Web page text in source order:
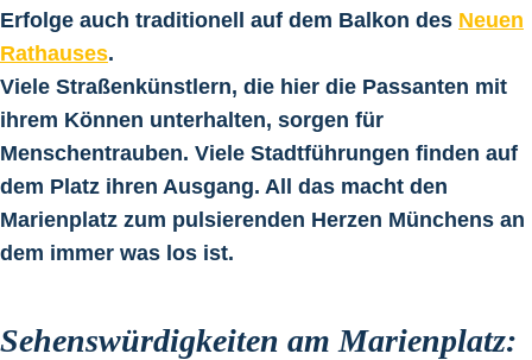
Erfolge auch traditionell auf dem Balkon des Neuen
Rathauses.
Viele Straßenkünstlern, die hier die Passanten mit
ihrem Können unterhalten, sorgen für
Menschentrauben. Viele Stadtführungen finden auf
dem Platz ihren Ausgang. All das macht den
Marienplatz zum pulsierenden Herzen Münchens an
dem immer was los ist.
Sehenswürdigkeiten am Marienplatz: